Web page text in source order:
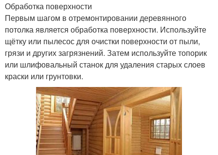
Обработка поверхности
Первым шагом в отремонтировании деревянного
потолка является обработка поверхности. Используйте
щётку или пылесос для очистки поверхности от пыли,
грязи и других загрязнений. Затем используйте топорик
или шлифовальный станок для удаления старых слоев
краски или грунтовки.